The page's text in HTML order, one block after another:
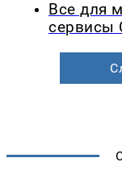
Все для
сервисы